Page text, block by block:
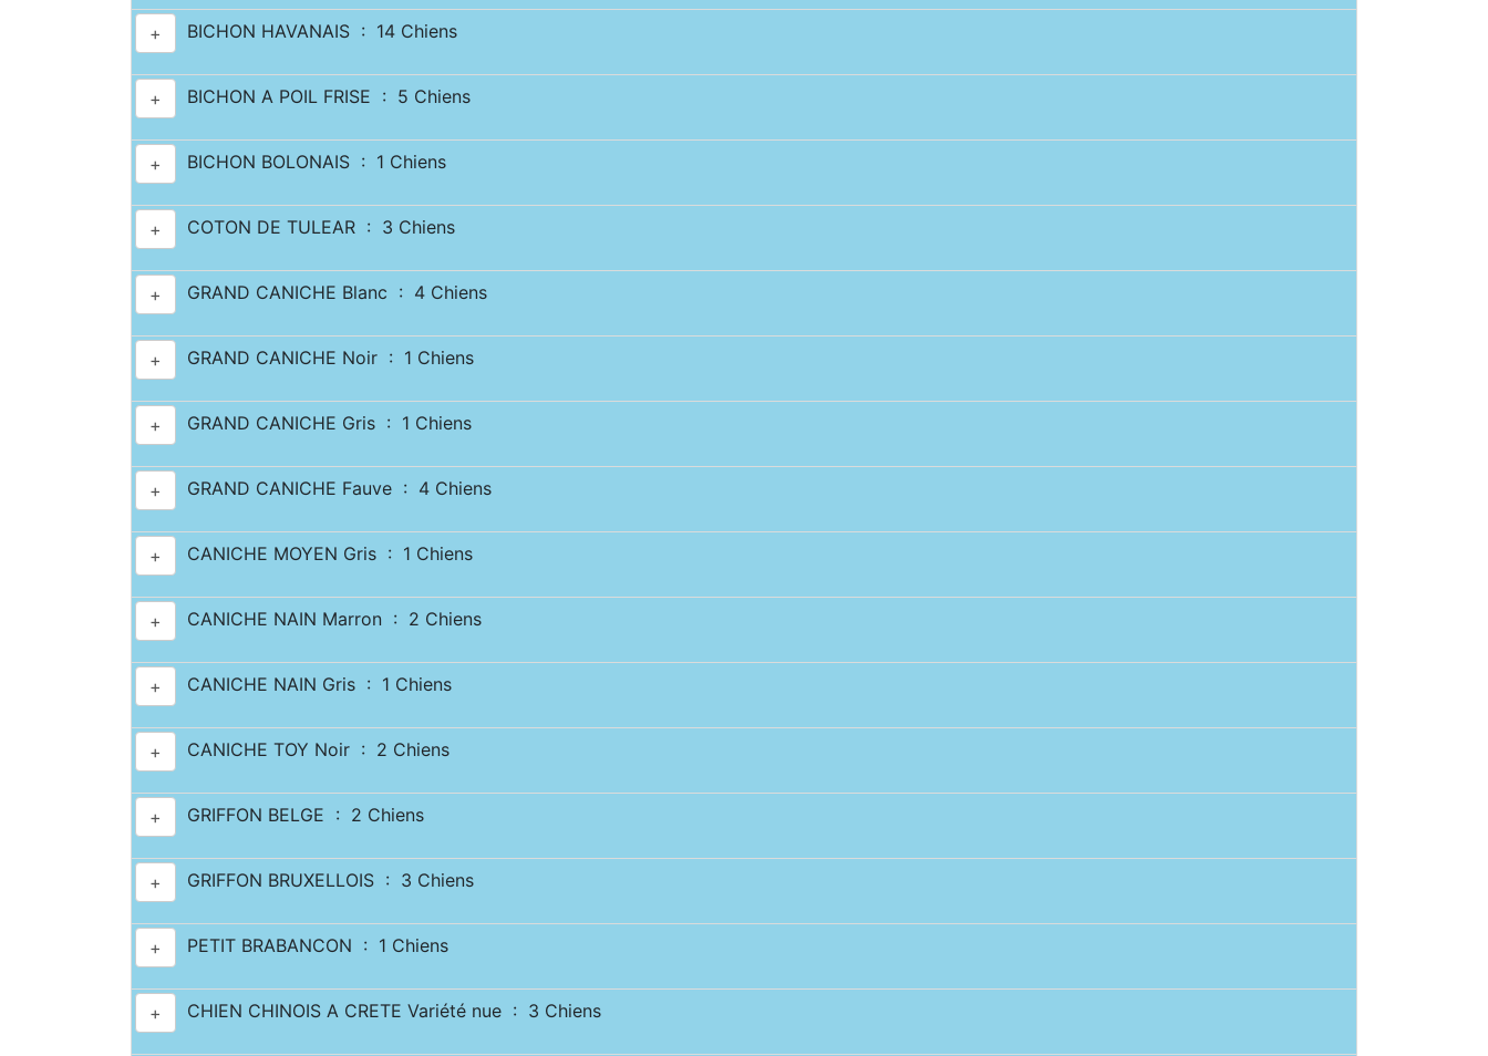
+ BICHON HAVANAIS : 14 Chiens
+ BICHON A POIL FRISE : 5 Chiens
+ BICHON BOLONAIS : 1 Chiens
+ COTON DE TULEAR : 3 Chiens
+ GRAND CANICHE Blanc : 4 Chiens
+ GRAND CANICHE Noir : 1 Chiens
+ GRAND CANICHE Gris : 1 Chiens
+ GRAND CANICHE Fauve : 4 Chiens
+ CANICHE MOYEN Gris : 1 Chiens
+ CANICHE NAIN Marron : 2 Chiens
+ CANICHE NAIN Gris : 1 Chiens
+ CANICHE TOY Noir : 2 Chiens
+ GRIFFON BELGE : 2 Chiens
+ GRIFFON BRUXELLOIS : 3 Chiens
+ PETIT BRABANCON : 1 Chiens
+ CHIEN CHINOIS A CRETE Variété nue : 3 Chiens